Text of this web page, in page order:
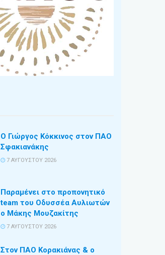
Ο Γιώργος Κόκκινος στον ΠΑΟ
Σφακιανάκης
7 ΑΥΓΟΎΣΤΟΥ 2026
Παραμένει στο προπονητικό
team του Οδυσσέα Αυλιωτών
ο Μάκης Μουζακίτης
7 ΑΥΓΟΎΣΤΟΥ 2026
Στον ΠΑΟ Κορακιάνας & ο